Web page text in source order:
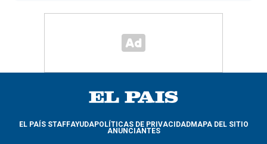
EL PAÍS STAFFAYUDAPOLÍTICAS DE PRIVACIDADMAPA DEL SITIO
ANUNCIANTES